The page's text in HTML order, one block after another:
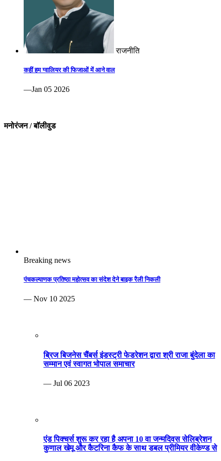
राजनीति
कहीं हम ग्वालियर की फिजाओं में आने वाल
—Jan 05 2026
मनोरंजन / बॉलीवुड
Breaking news
पंचकल्याणक प्रतिष्ठा महोत्सव का संदेश देने बाइक रैली निकली
— Nov 10 2025
ब्रिज बिजनेस चैंबर्स इंडस्ट्री फेडरेशन द्वारा श्री राजा बुंदेला का
सम्मान एवं स्वागत भोपाल समाचार
— Jul 06 2023
एंड पिक्चर्स शुरू कर रहा है अपना 10 वा जन्मदिवस सेलिब्रेशन
कुणाल खेमू और कैटरिना कैफ के साथ डबल प्रीमियर वीकेण्ड से